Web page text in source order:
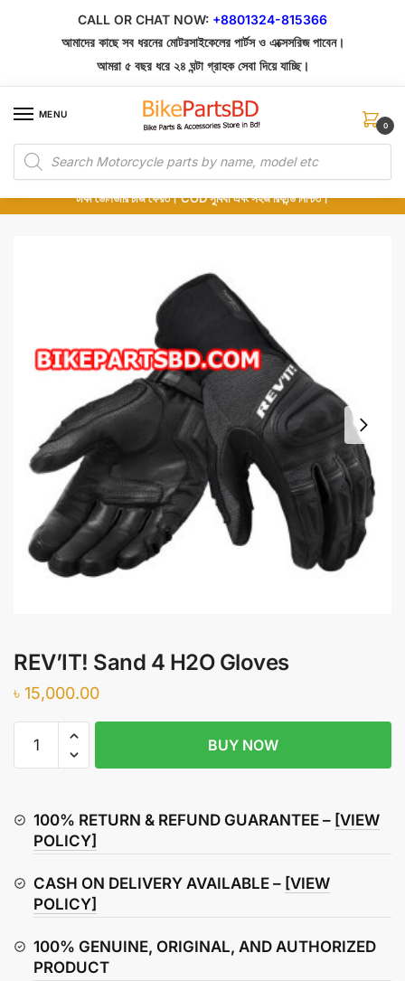
CALL OR CHAT NOW: +8801324-815366
আমাদের কাছে সব ধরনের মোটরসাইকেলের পার্টস ও এক্সেসরিজ পাবেন।
আমরা ৫ বছর ধরে ২৪ ঘন্টা গ্রাহক সেবা দিয়ে যাচ্ছি।
MENU
Products
search
0
১০০% অরিজিনাল পার্টস – শোরুম থেকে সরাসরি সংগ্রহ এবং শুধুমাত্র কুরিয়ার সার্ভিসে ডেলিভারি।
অর্ডার করার পর পার্টের ছবি দেখুন। পছন্দ হলে Cash on Delivery দিন, না হলে ৫ মিনিটে ১৯৯
টাকা ডেলিভারি চার্জ ফেরত। COD সুবিধা এবং সহজ রিফান্ড নিশ্চিত।
REV’IT! Sand 4 H2O Gloves
৳ 15,000.00
Sand
Gloves
quantity
BUY NOW
100% RETURN & REFUND GUARANTEE – [VIEW
POLICY]
CASH ON DELIVERY AVAILABLE – [VIEW
POLICY]
100% GENUINE, ORIGINAL, AND AUTHORIZED
PRODUCT